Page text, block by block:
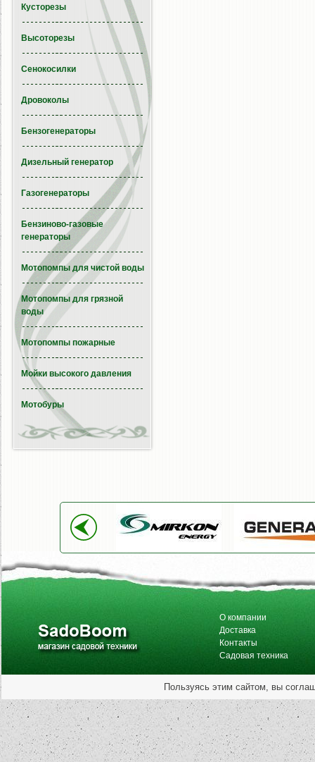
Кусторезы
Высоторезы
Сенокосилки
Дровоколы
Бензогенераторы
Дизельный генератор
Газогенераторы
Бензиново-газовые
генераторы
Мотопомпы для чистой воды
Мотопомпы для грязной
воды
Мотопомпы пожарные
Мойки высокого давления
Мотобуры
О компании
Доставка
Контакты
Садовая техника
Пользуясь этим сайтом, вы